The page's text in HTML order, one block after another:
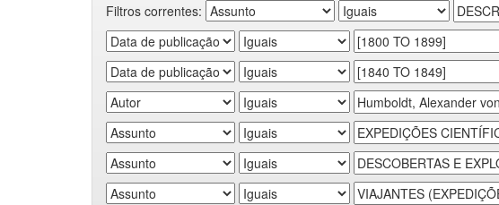
Filtros correntes: